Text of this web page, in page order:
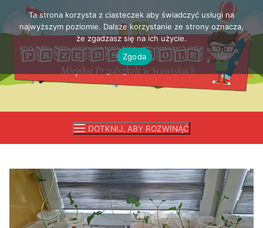
Przejdź
treści
DOTKNIJ, ABY ROZWINĄĆ
Ta strona korzysta z ciasteczek aby świadczyć usługi na
najwyższym poziomie. Dalsze korzystanie ze strony oznacza,
że zgadzasz się na ich użycie.
Zgoda